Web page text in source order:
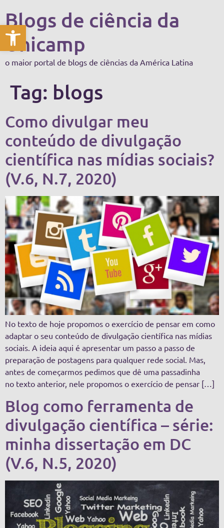
Abrir a barra de ferramentas
Blogs de ciência da
Unicamp
o maior portal de blogs de ciências da América Latina
Tag: blogs
Como divulgar meu
conteúdo de divulgação
científica nas mídias sociais?
(V.6, N.7, 2020)
No texto de hoje propomos o exercício de pensar em como
adaptar o seu conteúdo de divulgação científica nas mídias
sociais. A ideia aqui é apresentar um passo a passo de
preparação de postagens para qualquer rede social. Mas,
antes de começarmos pedimos que dê uma passadinha
no texto anterior, nele propomos o exercício de pensar […]
Blog como ferramenta de
divulgação científica – série:
minha dissertação em DC
(V.6, N.5, 2020)